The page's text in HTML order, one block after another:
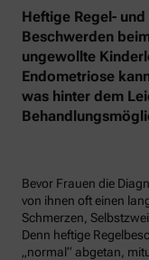
Heftige Regel-
Beschwerden
ungewollte
Endometriose
was hinter dem
Bevor Frauen die
von ihnen oft einen
Schmerzen,
Denn heftige
„normal“ abgetan,